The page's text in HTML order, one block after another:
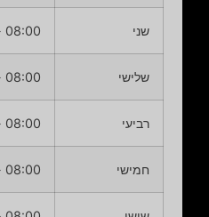
שני 08:00 - 17:00
שלישי 08:00 - 17:00
רביעי 08:00 - 17:00
חמישי 08:00 - 17:00